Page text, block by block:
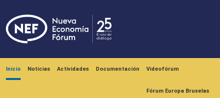
Inicio Noticias Actividades Documentación Videofórum
Fórum Europa Bruselas